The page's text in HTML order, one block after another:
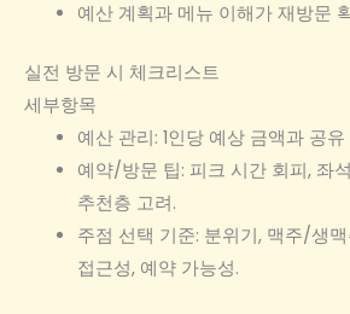
예산 계획과 메뉴 이해가 재방문
실전 방문 시 체크리스트
세부항목
예산 관리: 1인당 예상 금액과 공
예약/방문 팁: 피크 시간 회피, 좌
추천층 고려.
주점 선택 기준: 분위기, 맥주/생
접근성, 예약 가능성.